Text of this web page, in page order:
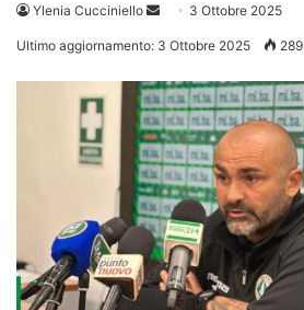
Ylenia Cucciniello
Invia 3 Ottobre 2025
Ultimo aggiornamento: 3 Ottobre 2025 289